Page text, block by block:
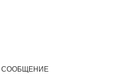
СООБЩЕНИЕ